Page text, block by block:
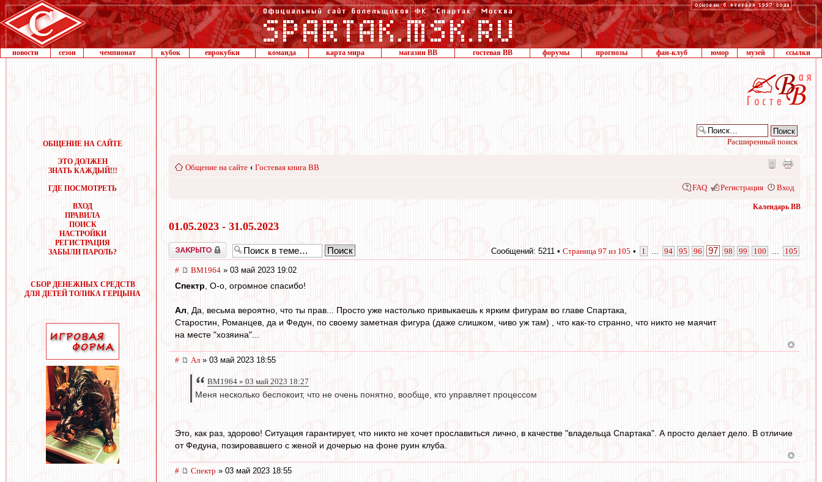
новости сезон чемпионат кубок еврокубки команда карта мира магазин ВВ гостевая ВВ форумы прогнозы фан-клуб юмор музей ссылки
ОБЩЕНИЕ НА САЙТЕ
ЭТО ДОЛЖЕН
ЗНАТЬ КАЖДЫЙ!!!
ГДЕ ПОСМОТРЕТЬ
ВХОД
ПРАВИЛА
ПОИСК
НАСТРОЙКИ
РЕГИСТРАЦИЯ
ЗАБЫЛИ ПАРОЛЬ?
СБОР ДЕНЕЖНЫХ СРЕДСТВ
ДЛЯ ДЕТЕЙ ТОЛИКА ГЕРЦЫНА
Расширенный поиск
Общение на сайте ‹ Гостевая книга ВВ
FAQ Регистрация Вход
Календарь ВВ
01.05.2023 - 31.05.2023
Закрыто Сообщений: 5211 • Страница 97 из 105 • 1 94 95 96 97 98 99 100 105
# BM1964 » 03 май 2023 19:02
Спектр, О-о, огромное спасибо!
Ал, Да, весьма вероятно, что ты прав... Просто уже настолько привыкаешь к ярким фигурам во главе Спартака,
Старостин, Романцев, да и Федун, по своему заметная фигура (даже слишком, чиво уж там) , что как-то странно, что никто не маячит
на месте "хозяина"...
# Ал» 03 май 2023 18:55
BM1964 » 03 май 2023 18:27
Меня несколько беспокоит, что не очень понятно, вообще, кто управляет процессом
Это, как раз, здорово! Ситуация гарантирует, что никто не хочет прославиться лично, в качестве "владельца Спартака". А просто делает дело. В отличие
от Федуна, позировавшего с женой и дочерью на фоне руин клуба.
# Спектр » 03 май 2023 18:55